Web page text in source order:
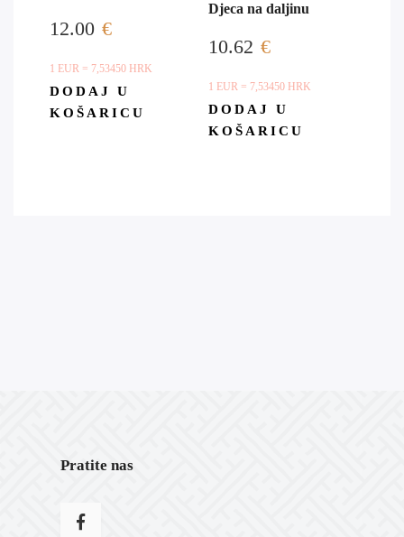
12.00 €
1 EUR = 7,53450 HRK
DODAJ U
KOŠARICU
Djeca na daljinu
10.62 €
1 EUR = 7,53450 HRK
DODAJ U
KOŠARICU
Pratite nas